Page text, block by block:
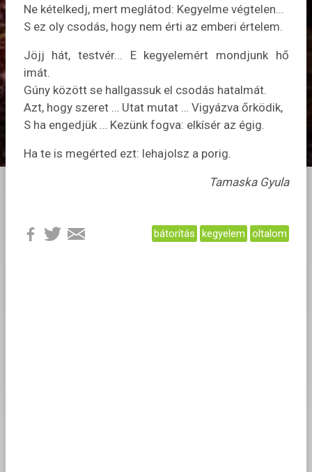
Ne kételkedj, mert meglátod: Kegyelme végtelen...
S ez oly csodás, hogy nem érti az emberi értelem.
Jöjj hát, testvér... E kegyelemért mondjunk hő
imát.
Gúny között se hallgassuk el csodás hatalmát.
Azt, hogy szeret … Utat mutat … Vigyázva őrködik,
S ha engedjük … Kezünk fogva: elkísér az égig.
Ha te is megérted ezt: lehajolsz a porig.
Tamaska Gyula
bátorítás kegyelem oltalom